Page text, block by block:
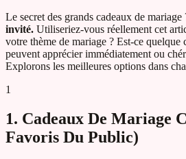
Le secret des grands cadeaux de mariage
invité. Utiliseriez-vous réellement cet
votre thème de mariage ? Est-ce quelque
peuvent apprécier immédiatement ou
Explorons les meilleures options dans
1
1. Cadeaux De Mariage
Favoris Du Public)